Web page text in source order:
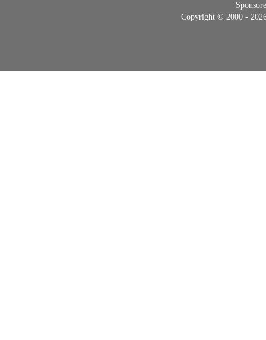
Copyright © 2000 -